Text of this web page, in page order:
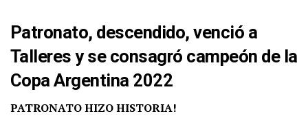
Patronato, descendido, venció a
Talleres y se consagró campeón de la
Copa Argentina 2022
PATRONATO HIZO HISTORIA!